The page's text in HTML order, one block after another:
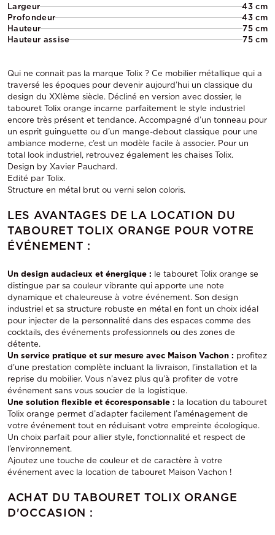
Largeur
43 cm
Profondeur
43 cm
Hauteur
75 cm
Hauteur assise
75 cm
Qui ne connait pas la marque Tolix ? Ce mobilier métallique qui a
traversé les époques pour devenir aujourd’hui un classique du
design du XXIème siècle. Décliné en version avec dossier, le
tabouret Tolix orange incarne parfaitement le style industriel
encore très présent et tendance. Accompagné d’un tonneau pour
un esprit guinguette ou d’un mange-debout classique pour une
ambiance moderne, c’est un modèle facile à associer. Pour un
total look industriel, retrouvez également les chaises Tolix.
Design by Xavier Pauchard.
Edité par Tolix.
Structure en métal brut ou verni selon coloris.
LES AVANTAGES DE LA LOCATION DU
TABOURET TOLIX ORANGE POUR VOTRE
ÉVÉNEMENT :
Un design audacieux et énergique : le tabouret Tolix orange se
distingue par sa couleur vibrante qui apporte une note
dynamique et chaleureuse à votre événement. Son design
industriel et sa structure robuste en métal en font un choix idéal
pour injecter de la personnalité dans des espaces comme des
cocktails, des événements professionnels ou des zones de
détente.
Un service pratique et sur mesure avec Maison Vachon : profitez
d'une prestation complète incluant la livraison, l’installation et la
reprise du mobilier. Vous n’avez plus qu’à profiter de votre
événement sans vous soucier de la logistique.
Une solution flexible et écoresponsable : la location du tabouret
Tolix orange permet d’adapter facilement l’aménagement de
votre événement tout en réduisant votre empreinte écologique.
Un choix parfait pour allier style, fonctionnalité et respect de
l’environnement.
Ajoutez une touche de couleur et de caractère à votre
événement avec la location de tabouret Maison Vachon !
ACHAT DU TABOURET TOLIX ORANGE
D'OCCASION :